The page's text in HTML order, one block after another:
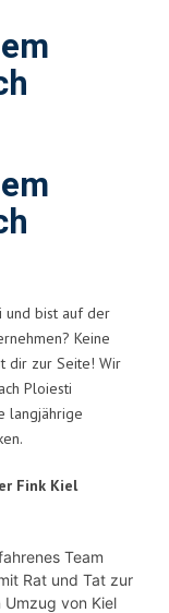
und bist auf der
Keine
dir zur Seite! Wir
Ploiesti
langjährige
Fink Kiel
Team
Rat und Tat zur
von Kiel